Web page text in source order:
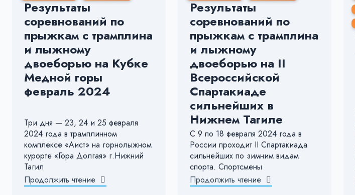
Результаты
соревнований по
прыжкам с трамплина
и лыжному
двоеборью на Кубке
Медной горы
февраль 2024
Три дня — 23, 24 и 25 февраля
2024 года в трамплинном
комплексе «Аист» на горнолыжном
курорте «Гора Долгая» г.Нижний
Тагил
Продолжить чтение
Результаты
соревнований по
прыжкам с трамплина
и лыжному
двоеборью на II
Всероссийской
Спартакиаде
сильнейших в
Нижнем Тагиле
С 9 по 18 февраля 2024 года в
России проходит II Спартакиада
сильнейших по зимним видам
спорта. Спортсмены
Продолжить чтение